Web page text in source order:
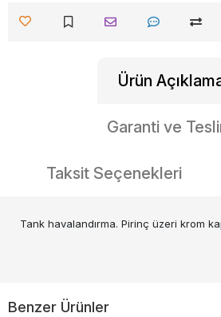
Ürün
Garanti ve
Taksit Seçenekleri
Tank havalandırma. Pirinç üzeri krom
Benzer Ürünler